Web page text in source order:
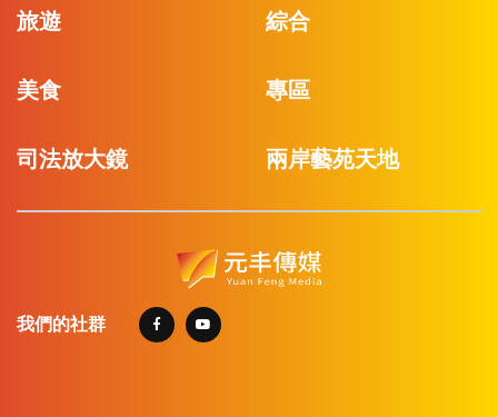
旅遊 綜合
美食 專區
司法放大鏡 兩岸藝苑天地
我們的社群